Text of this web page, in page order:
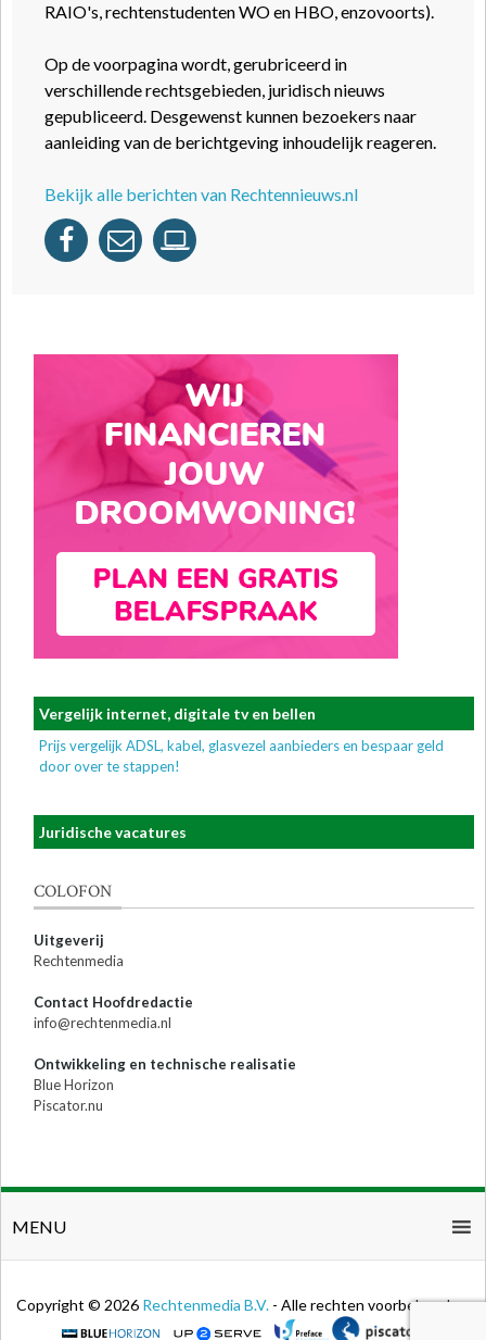
RAIO's, rechtenstudenten WO en HBO, enzovoorts).
Op de voorpagina wordt, gerubriceerd in
verschillende rechtsgebieden, juridisch nieuws
gepubliceerd. Desgewenst kunnen bezoekers naar
aanleiding van de berichtgeving inhoudelijk reageren.
Bekijk alle berichten van Rechtennieuws.nl
Vergelijk internet, digitale tv en bellen
Prijs vergelijk ADSL, kabel, glasvezel aanbieders en bespaar geld
door over te stappen!
Juridische vacatures
COLOFON
Uitgeverij
Rechtenmedia
Contact Hoofdredactie
info@rechtenmedia.nl
Ontwikkeling en technische realisatie
Blue Horizon
Piscator.nu
MENU
Copyright © 2026 Rechtenmedia B.V. - Alle rechten voorbehouden.